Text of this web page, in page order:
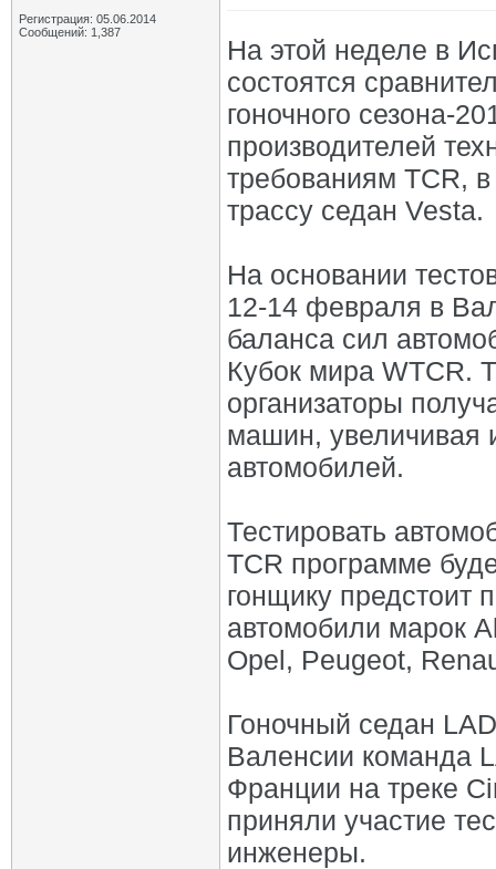
Регистрация: 05.06.2014
Сообщений: 1,387
На этой неделе в
состоятся
гоночного сезона-
производителей
требованиям TCR,
трассу седан Vesta.
На основании
12-14 февраля в
баланса сил
Кубок мира WTCR.
организаторы
машин, увеличивая
автомобилей.
Тестировать
TCR программе
гонщику предстоит
автомобили марок
Opel, Peugeot,
Гоночный седан
Валенсии команда
Франции на треке
приняли участие
инженеры.